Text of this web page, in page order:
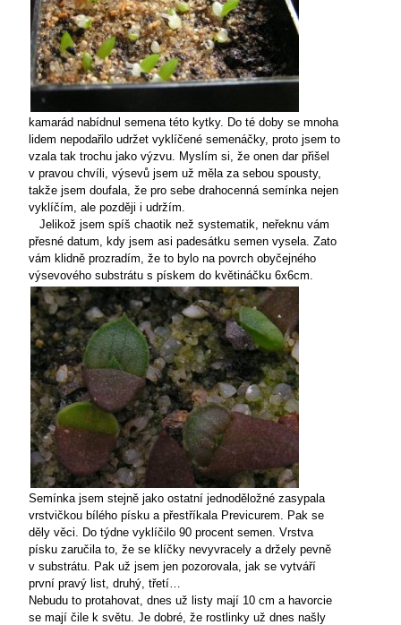
kamarád nabídnul semena této kytky. Do té doby se mnoha
lidem nepodařilo udržet vyklíčené semenáčky, proto jsem to
vzala tak trochu jako výzvu. Myslím si, že onen dar přišel
v pravou chvíli, výsevů jsem už měla za sebou spousty,
takže jsem doufala, že pro sebe drahocenná semínka nejen
vyklíčím, ale později i udržím.
Jelikož jsem spíš chaotik než systematik, neřeknu vám
přesné datum, kdy jsem asi padesátku semen vysela. Zato
vám klidně prozradím, že to bylo na povrch obyčejného
výsevového substrátu s pískem do květináčku 6x6cm.
Semínka jsem stejně jako ostatní jednoděložné zasypala
vrstvičkou bílého písku a přestříkala Previcurem. Pak se
děly věci. Do týdne vyklíčilo 90 procent semen. Vrstva
písku zaručila to, že se klíčky nevyvracely a držely pevně
v substrátu. Pak už jsem jen pozorovala, jak se vytváří
první pravý list, druhý, třetí…
Nebudu to protahovat, dnes už listy mají 10 cm a havorcie
se mají čile k světu. Je dobré, že rostlinky už dnes našly